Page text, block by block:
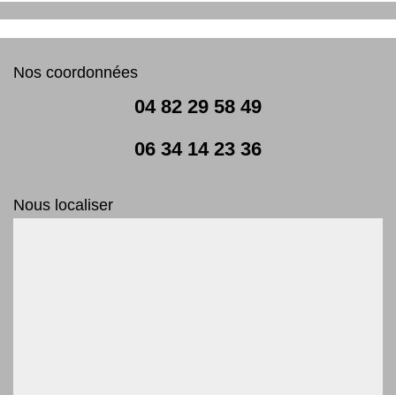
Nos coordonnées
04 82 29 58 49
06 34 14 23 36
Nous localiser